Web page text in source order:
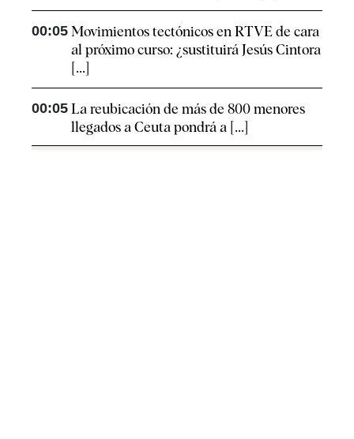
00:05 Movimientos tectónicos en RTVE de cara
al próximo curso: ¿sustituirá Jesús Cintora
[...]
00:05 La reubicación de más de 800 menores
llegados a Ceuta pondrá a [...]